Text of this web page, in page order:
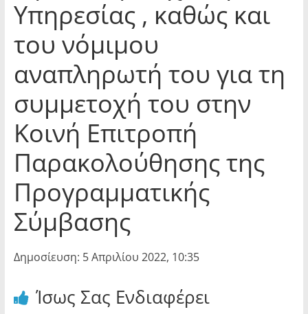
Υπηρεσίας , καθώς και
του νόμιμου
αναπληρωτή του για τη
συμμετοχή του στην
Κοινή Επιτροπή
Παρακολούθησης της
Προγραμματικής
Σύμβασης
Δημοσίευση: 5 Απριλίου 2022, 10:35
Ίσως Σας Ενδιαφέρει